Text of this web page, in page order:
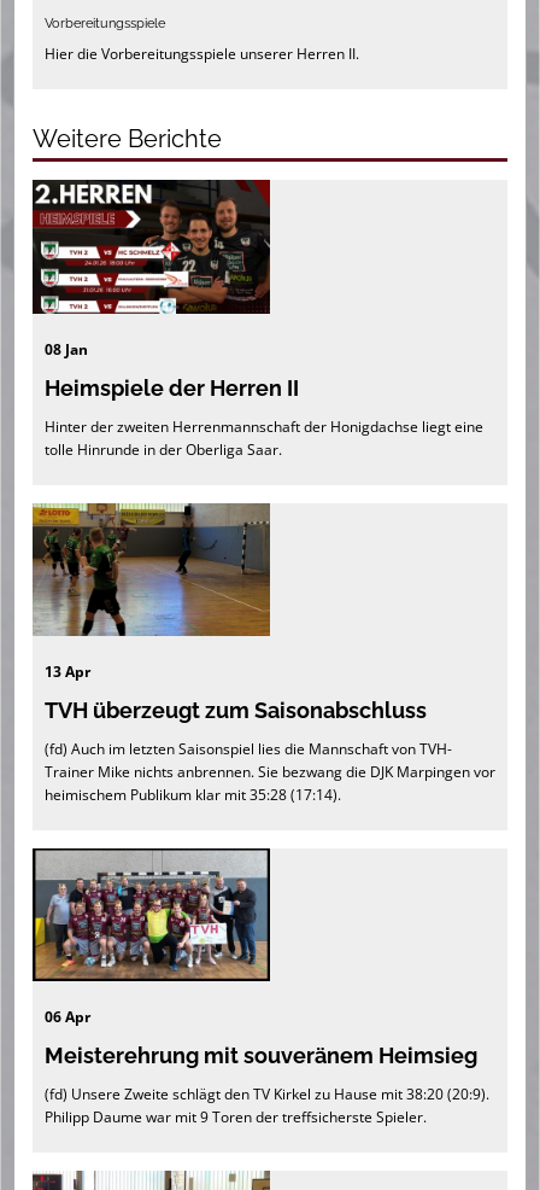
Vorbereitungsspiele
Hier die Vorbereitungsspiele unserer Herren II.
Weitere Berichte
08 Jan
Heimspiele der Herren II
Hinter der zweiten Herrenmannschaft der Honigdachse liegt eine
tolle Hinrunde in der Oberliga Saar.
13 Apr
TVH überzeugt zum Saisonabschluss
(fd) Auch im letzten Saisonspiel lies die Mannschaft von TVH-
Trainer Mike nichts anbrennen. Sie bezwang die DJK Marpingen vor
heimischem Publikum klar mit 35:28 (17:14).
06 Apr
Meisterehrung mit souveränem Heimsieg
(fd) Unsere Zweite schlägt den TV Kirkel zu Hause mit 38:20 (20:9).
Philipp Daume war mit 9 Toren der treffsicherste Spieler.